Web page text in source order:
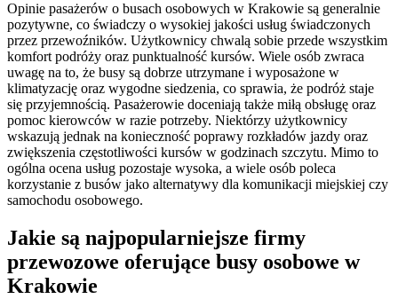
Opinie pasażerów o busach osobowych w Krakowie są generalnie
pozytywne, co świadczy o wysokiej jakości usług świadczonych
przez przewoźników. Użytkownicy chwalą sobie przede wszystkim
komfort podróży oraz punktualność kursów. Wiele osób zwraca
uwagę na to, że busy są dobrze utrzymane i wyposażone w
klimatyzację oraz wygodne siedzenia, co sprawia, że podróż staje
się przyjemnością. Pasażerowie doceniają także miłą obsługę oraz
pomoc kierowców w razie potrzeby. Niektórzy użytkownicy
wskazują jednak na konieczność poprawy rozkładów jazdy oraz
zwiększenia częstotliwości kursów w godzinach szczytu. Mimo to
ogólna ocena usług pozostaje wysoka, a wiele osób poleca
korzystanie z busów jako alternatywy dla komunikacji miejskiej czy
samochodu osobowego.
Jakie są najpopularniejsze firmy
przewozowe oferujące busy osobowe w
Krakowie